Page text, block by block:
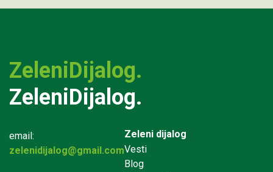
ZeleniDijalog.
ZeleniDijalog.
email:
zelenidijalog@gmail.com
Zeleni dijalog
Vesti
Blog